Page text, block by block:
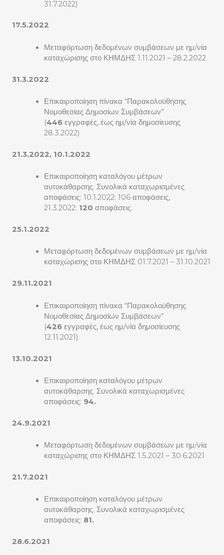
31.7.2022)
17.5.2022
Μεταφόρτωση δεδομένων συμβάσεων με ημ/νία
καταχώρισης στο ΚΗΜΔΗΣ 1.11.2021 – 28.2.2022
31.3.2022
Επικαιροποίηση πίνακα “Παρακολούθησης
Νομοθεσίας Δημοσίων Συμβάσεων”
(446 εγγραφές, έως ημ/νία δημοσίευσης
28.3.2022)
21.3.2022, 10.1.2022
Επικαιροποίηση καταλόγου μέτρων
αυτοκάθαρσης. Συνολικά καταχωρισμένες
αποφάσεις: 10.1.2022: 106 αποφάσεις,
21.3.2022: 120 αποφάσεις.
25.1.2022
Μεταφόρτωση δεδομένων συμβάσεων με ημ/νία
καταχώρισης στο ΚΗΜΔΗΣ 01.7.2021 – 31.10.2021
29.11.2021
Επικαιροποίηση πίνακα “Παρακολούθησης
Νομοθεσίας Δημοσίων Συμβάσεων”
(426 εγγραφές, έως ημ/νία δημοσίευσης
12.11.2021)
13.10.2021
Επικαιροποίηση καταλόγου μέτρων
αυτοκάθαρσης. Συνολικά καταχωρισμένες
αποφάσεις: 94.
24.9.2021
Μεταφόρτωση δεδομένων συμβάσεων με ημ/νία
καταχώρισης στο ΚΗΜΔΗΣ 1.5.2021 – 30.6.2021
21.7.2021
Επικαιροποίηση καταλόγου μέτρων
αυτοκάθαρσης. Συνολικά καταχωρισμένες
αποφάσεις: 81.
28.6.2021